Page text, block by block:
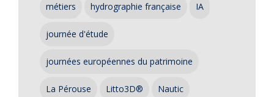
métiers hydrographie française IA
journée d'étude
journées européennes du patrimoine
La Pérouse Litto3D® Nautic